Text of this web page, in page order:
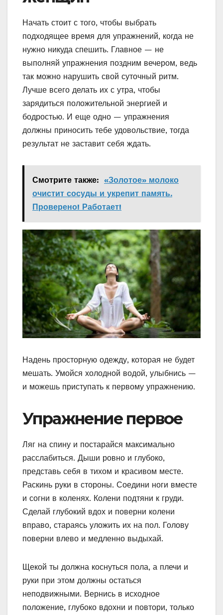
Начать стоит с того, чтобы выбрать
подходящее время для упражнений, когда не
нужно никуда спешить. Главное — не
выполняй упражнения поздним вечером, ведь
так можно нарушить свой суточный ритм.
Лучше всего делать их с утра, чтобы
зарядиться положительной энергией и
бодростью. И еще одно — упражнения
должны приносить тебе удовольствие, тогда
результат не заставит себя ждать.
Смотрите также: «Золотое» молоко
очистит сосуды и укрепит память.
Проверено! Работает!
Надень просторную одежду, которая не будет
мешать. Умойся холодной водой, улыбнись —
и можешь приступать к первому упражнению.
Упражнение первое
Ляг на спину и постарайся максимально
расслабиться. Дыши ровно и глубоко,
представь себя в тихом и красивом месте.
Раскинь руки в стороны. Соедини ноги вместе
и согни в коленях. Колени подтяни к груди.
Сделай глубокий вдох и поверни колени
вправо, стараясь уложить их на пол. Голову
поверни влево и медленно выдыхай.
Щекой ты должна коснуться пола, а плечи и
руки при этом должны остаться
неподвижными. Вернись в исходное
положение, глубоко вдохни и повтори, только